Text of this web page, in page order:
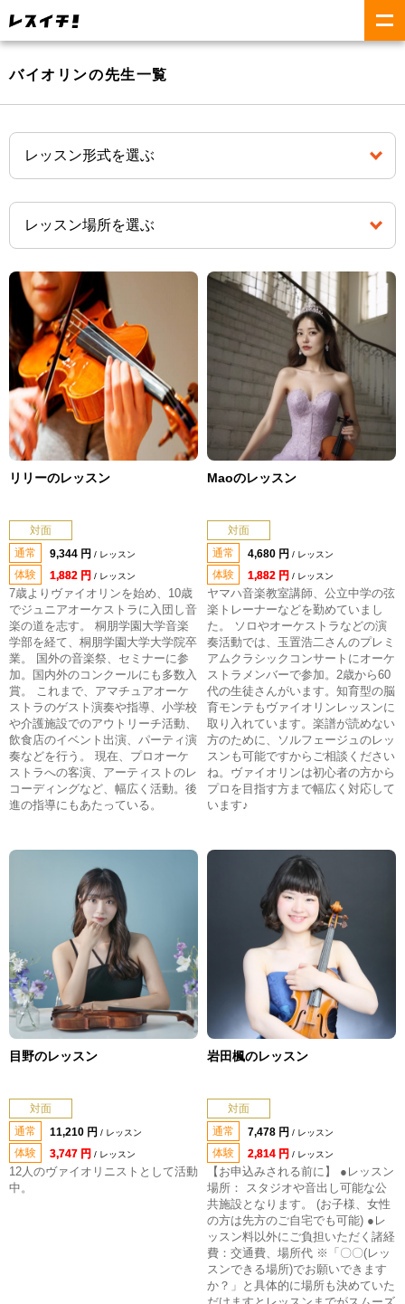
バイオリンの先生一覧
リリーのレッスン
対面
通常
9,344 円 / レッスン
体験 1,882 円 / レッスン
7歳よりヴァイオリンを始め、10歳
でジュニアオーケストラに入団し音
楽の道を志す。 桐朋学園大学音楽
学部を経て、桐朋学園大学大学院卒
業。 国外の音楽祭、セミナーに参
加。国内外のコンクールにも多数入
賞。 これまで、アマチュアオーケ
ストラのゲスト演奏や指導、小学校
や介護施設でのアウトリーチ活動、
飲食店のイベント出演、パーティ演
奏などを行う。 現在、プロオーケ
ストラへの客演、アーティストのレ
コーディングなど、幅広く活動。後
進の指導にもあたっている。
Maoのレッスン
対面
通常
4,680 円 / レッスン
体験 1,882 円 / レッスン
ヤマハ音楽教室講師、公立中学の弦
楽トレーナーなどを勤めていまし
た。 ソロやオーケストラなどの演
奏活動では、玉置浩二さんのプレミ
アムクラシックコンサートにオーケ
ストラメンバーで参加。2歳から60
代の生徒さんがいます。知育型の脳
育モンテもヴァイオリンレッスンに
取り入れています。楽譜が読めない
方のために、ソルフェージュのレッ
スンも可能ですからご相談ください
ね。ヴァイオリンは初心者の方から
プロを目指す方まで幅広く対応して
います♪
目野のレッスン
対面
通常
11,210 円 / レッスン
体験 3,747 円 / レッスン
12人のヴァイオリニストとして活動
中。
岩田楓のレッスン
対面
通常
7,478 円 / レッスン
体験 2,814 円 / レッスン
【お申込みされる前に】 ●レッスン
場所： スタジオや音出し可能な公
共施設となります。 (お子様、女性
の方は先方のご自宅でも可能) ●レ
ッスン料以外にご負担いただく諸経
費：交通費、場所代 ※「〇〇(レッ
スンできる場所)でお願いできます
か？」と具体的に場所も決めていた